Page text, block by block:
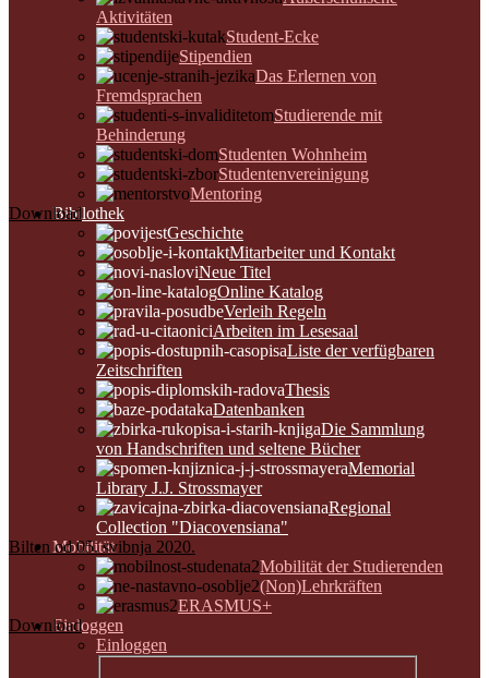
Aktivitäten
Student-Ecke
Stipendien
Das Erlernen von
Fremdsprachen
Studierende mit
Behinderung
Studenten Wohnheim
Studentenvereinigung
Mentoring
Bibilothek
Geschichte
Mitarbeiter und Kontakt
Neue Titel
Online Katalog
Verleih Regeln
Arbeiten im Lesesaal
Liste der verfügbaren
Zeitschriften
Thesis
Datenbanken
Die Sammlung
von Handschriften und seltene Bücher
Memorial
Library J.J. Strossmayer
Regional
Collection "Diacovensiana"
Mobilität
Mobilität der Studierenden
(Non)Lehrkräften
ERASMUS+
Einloggen
Einloggen
Download
Bilten od 05. svibnja 2020.
Download